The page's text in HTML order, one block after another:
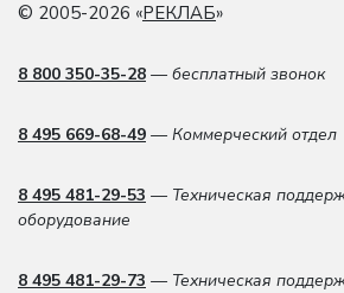
© 2005-2026 «РЕКЛАБ»
8 800 350-35-28 — бесплатный звонок
8 495 669-68-49 — Коммерческий отдел
8 495 481-29-53 — Техническая
оборудование
8 495 481-29-73 — Техническая